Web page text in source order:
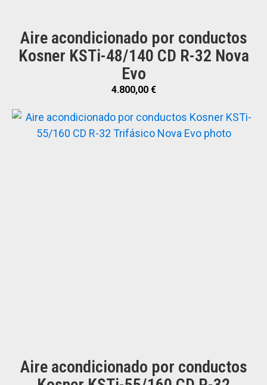
Aire acondicionado por conductos
Kosner KSTi-48/140 CD R-32 Nova
Evo
4.800,00 €
Aire acondicionado por conductos